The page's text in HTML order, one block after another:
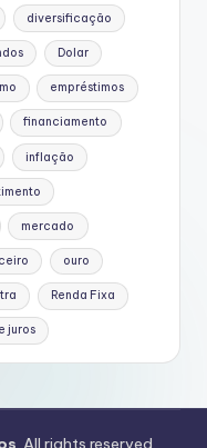
diversificação
Dolar
empréstimos
financiamento
inflação
mercado
ouro
Renda Fixa
juros
. All rights reserved.